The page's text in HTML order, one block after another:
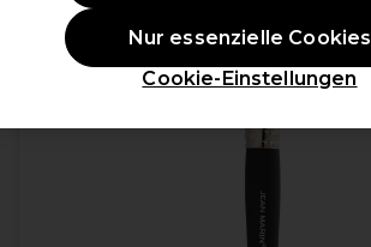
Cookie-Einstellungen
Nur essenzielle Cookies